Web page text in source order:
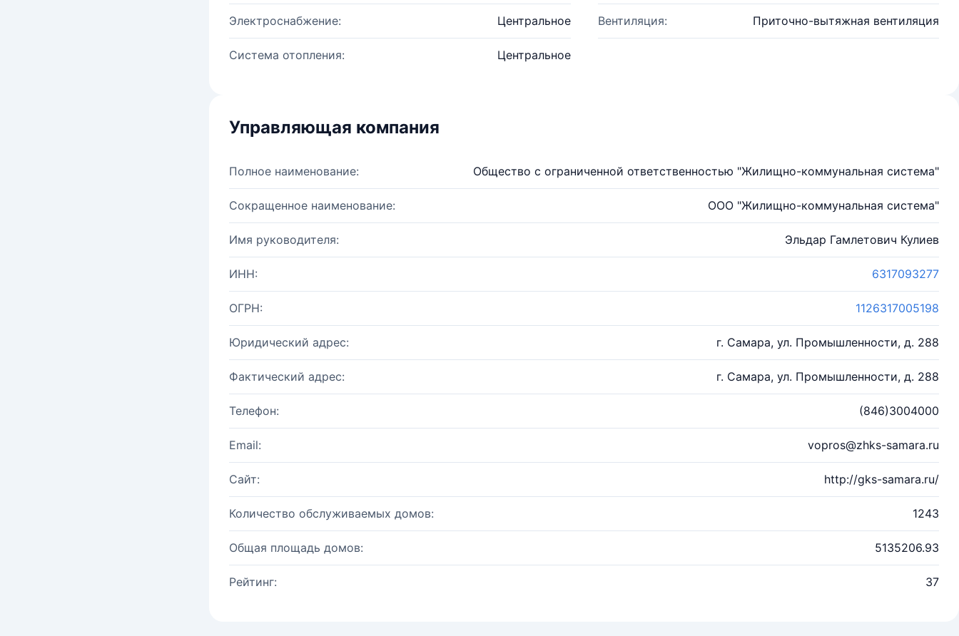
Электроснабжение: Центральное Вентиляция: Приточно-вытяжная вентиляция
Система отопления: Центральное
Управляющая компания
Полное наименование: Общество с ограниченной ответственностью "Жилищно-коммунальная система"
Сокращенное наименование: ООО "Жилищно-коммунальная система"
Имя руководителя: Эльдар Гамлетович Кулиев
ИНН: 6317093277
ОГРН: 1126317005198
Юридический адрес: г. Самара, ул. Промышленности, д. 288
Фактический адрес: г. Самара, ул. Промышленности, д. 288
Телефон: (846)3004000
Email: vopros@zhks-samara.ru
Сайт: http://gks-samara.ru/
Количество обслуживаемых домов: 1243
Общая площадь домов: 5135206.93
Рейтинг: 37